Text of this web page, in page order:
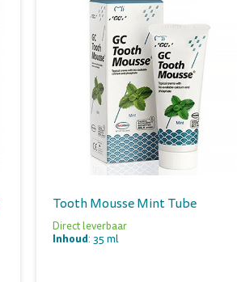
Tooth Mousse Mint Tube
Direct leverbaar
Inhoud: 35 ml